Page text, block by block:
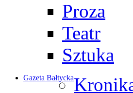
Proza
Teatr
Sztuka
Gazeta Bałtycka